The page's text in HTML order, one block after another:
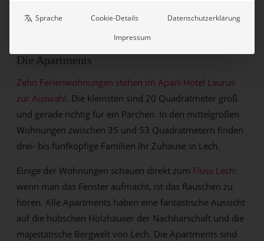
Die Apartments
Zehn Ferienwohnungen stehen im Apart-Hotel Laurus
zur Auswahl. Die kleinsten sind 20 Quadratmeter groß
und gerade richtig für ein Pärchen. In den mittelgroßen
Wohnungen zwischen 35 und 53 Quadratmetern finden
drei- bis fünfköpfige Familien ihr Zuhause in Lech.
Einige der Wohnungen schauen direkt zum Fluss Lech:
wenn man das Fenster aufmacht, ist das Rauschen zu
hören. Alle Apartments haben eine fantastische Aussicht
auf die hübschen Holzhäuser der Nachbarschaft und die
majestätische Bergwelt von Lech. Die Apartments sind
Sprache Cookie-Details
Datenschutzerklärung
Impressum